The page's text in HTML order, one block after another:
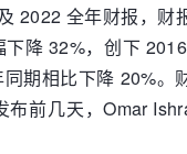
2022 全年财报，财
降 32%，创下
期相比下降 20%。
前几天，Omar